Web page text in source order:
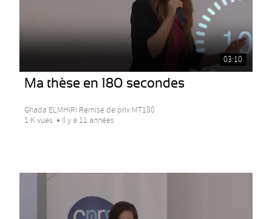
03:10
Ma thèse en 180 secondes
Ghada ELMHIRI Remise de prix MT180
1 K vues
Il y a 11 années